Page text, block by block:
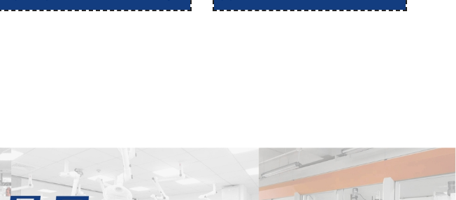
a]吡嗪-2,7(8H)-二羧酸酯